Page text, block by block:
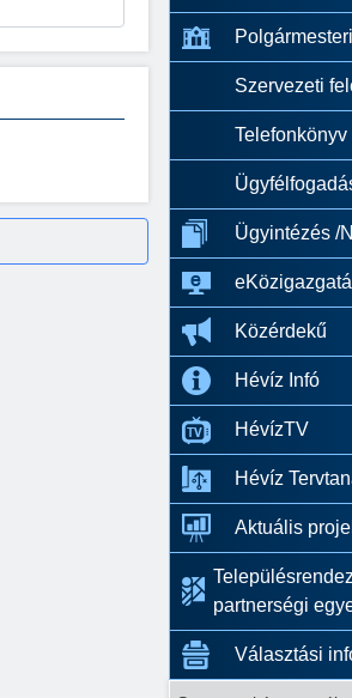
Szervezeti
Telefonkönyv
Ügyintézés /
Közérdekű
Hévíz Infó
HévízTV
Hévíz
Aktuális
partnerségi
Választási